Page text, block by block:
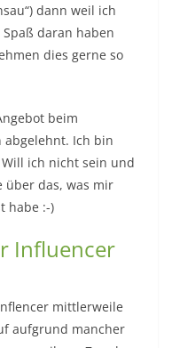
dann weil ich
daran haben
dies gerne so
beim
abgelehnt. Ich bin
ich nicht sein und
über das, was mir
habe :-)
Influencer
mittlerweile
aufgrund mancher